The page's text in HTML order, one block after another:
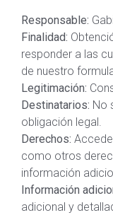
Responsable:
Finalidad:
responder a las
de nuestro
Legitimación:
Destinatarios: No
obligación legal.
Derechos:
como otros
información
Información
adicional y